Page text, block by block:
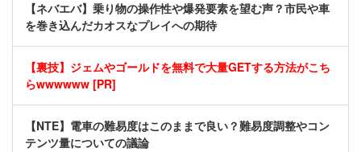
【ネバエバ】乗り物の操作性や爆発要素を望む声？市民や車
を巻き込んだカオスなプレイへの期待
【裏技】ジェムやゴールドを無料で大量GETする方法がこち
らwwwwww [PR]
【NTE】電車の難易度はこのままで良い？難易度調整やコン
テンツ量についての議論